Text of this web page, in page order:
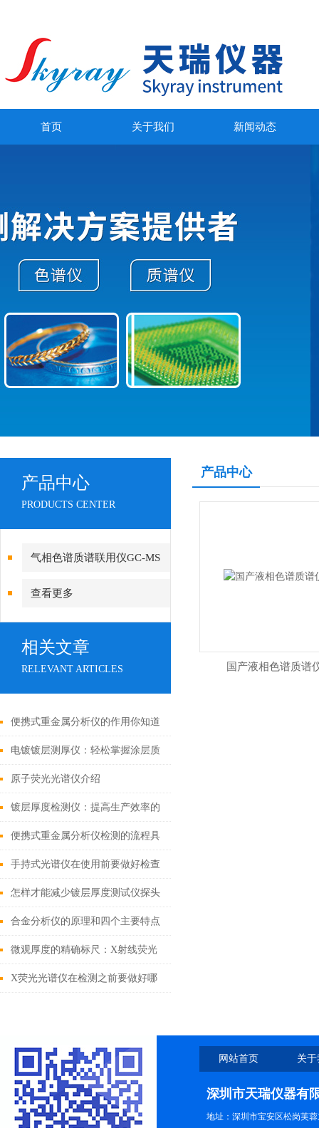
首页 关于我们 新闻动态
产品中心
PRODUCTS CENTER
气相色谱质谱联用仪GC-MS
查看更多
相关文章
RELEVANT ARTICLES
便携式重金属分析仪的作用你知道
吗？
电镀镀层测厚仪：轻松掌握涂层质
量
原子荧光光谱仪介绍
镀层厚度检测仪：提高生产效率的
有效工具
便携式重金属分析仪检测的流程具
体如下
手持式光谱仪在使用前要做好检查
工作
怎样才能减少镀层厚度测试仪探头
的磨损？
合金分析仪的原理和四个主要特点
微观厚度的精确标尺：X射线荧光
镀层测厚仪技术详解
X荧光光谱仪在检测之前要做好哪
产品中心
国产液相色谱质谱
网站首页 关
深圳市天瑞仪器有
地址：深圳市宝安区松岗芙